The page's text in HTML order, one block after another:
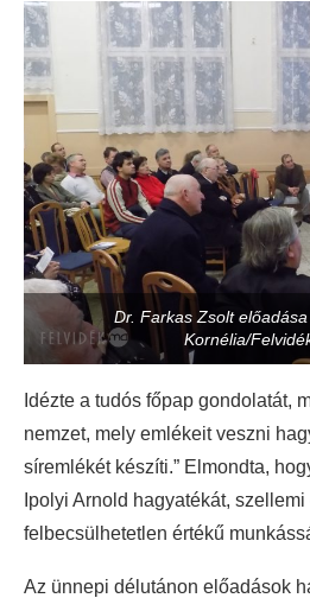
Dr. Farkas Zsolt
Kornélia/
Idézte a tudós főpap gondolatát,
nemzet, mely emlékeit veszni
síremlékét készíti.” Elmondta,
Ipolyi Arnold hagyatékát,
felbecsülhetetlen értékű
Az ünnepi délutánon előadások